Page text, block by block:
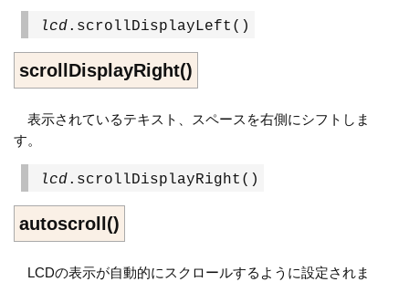
lcd.scrollDisplayLeft()
scrollDisplayRight()
表示されているテキスト、スペースを右側にシフトしま
す。
lcd.scrollDisplayRight()
autoscroll()
LCDの表示が自動的にスクロールするように設定されま